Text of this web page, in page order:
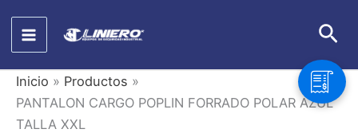
contenido
Inicio
Productos
PANTALON CARGO POPLIN FORRADO POLAR AZUL
TALLA XXL